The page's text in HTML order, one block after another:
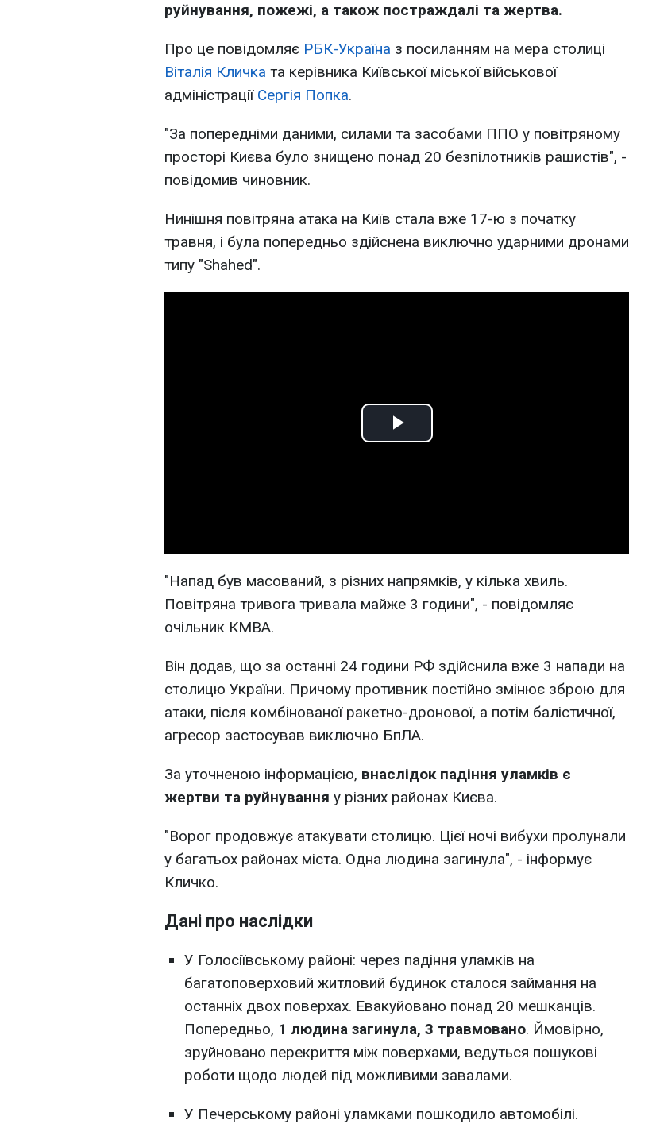
руйнування, пожежі, а також постраждалі та жертва.
Про це повідомляє РБК-Україна з посиланням на мера столиці
Віталія Кличка та керівника Київської міської військової
адміністрації Сергія Попка.
"За попередніми даними, силами та засобами ППО у повітряному
просторі Києва було знищено понад 20 безпілотників рашистів", -
повідомив чиновник.
Нинішня повітряна атака на Київ стала вже 17-ю з початку
травня, і була попередньо здійснена виключно ударними дронами
типу "Shahed".
Play
"Напад був масований, з різних напрямків, у кілька хвиль.
Повітряна тривога тривала майже 3 години", - повідомляє
очільник КМВА.
Він додав, що за останні 24 години РФ здійснила вже 3 напади на
столицю України. Причому противник постійно змінює зброю для
атаки, після комбінованої ракетно-дронової, а потім балістичної,
агресор застосував виключно БпЛА.
За уточненою інформацією, внаслідок падіння уламків є
жертви та руйнування у різних районах Києва.
"Ворог продовжує атакувати столицю. Цієї ночі вибухи пролунали
у багатьох районах міста. Одна людина загинула", - інформує
Кличко.
Дані про наслідки
У Голосіївському районі: через падіння уламків на
багатоповерховий житловий будинок сталося займання на
останніх двох поверхах. Евакуйовано понад 20 мешканців.
Попередньо, 1 людина загинула, 3 травмовано. Ймовірно,
зруйновано перекриття між поверхами, ведуться пошукові
роботи щодо людей під можливими завалами.
У Печерському районі уламками пошкодило автомобілі.